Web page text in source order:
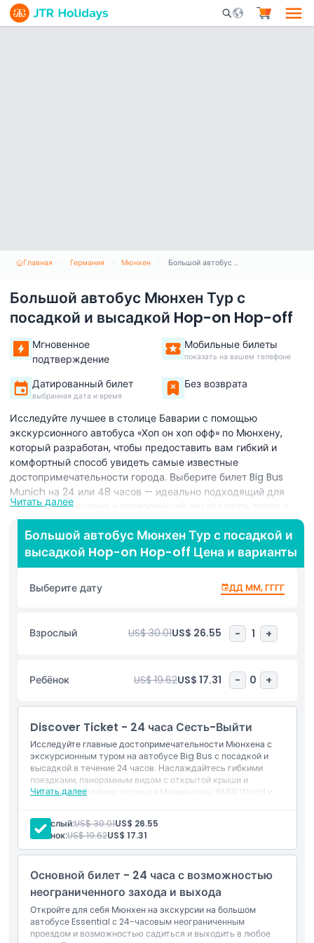
Mobile Search
Главная Германия Мюнхен Большой автобус Мюнхен Тур с посадкой и высадкой Hop-on Hop-off
Большой автобус Мюнхен Тур с
посадкой и высадкой Hop-on Hop-off
Мгновенное
подтверждение
Мобильные билеты
показать на вашем телефоне
Датированный билет
выбранная дата и время
Без возврата
Исследуйте лучшее в столице Баварии с помощью
экскурсионного автобуса «Хоп он хоп офф» по Мюнхену,
который разработан, чтобы предоставить вам гибкий и
комфортный способ увидеть самые известные
достопримечательности города. Выберите билет Big Bus
Munich на 24 или 48 часов — идеально подходящий для
вашего путешествия и позволяющий исследовать город в
удобном для вас темпе. Наслаждайтесь потрясающими
панорамными видами с открытой верхней палубы,
путешествуя по двум специально проложенным
маршрутам, которые демонстрируют знаковые
достопримечательности Мюнхена. Проезжайте мимо
обязательных для посещения мест, таких как Мариенплац,
Штахус, узнавая об истории и культуре города благодаря
увлекательным предварительно записанным аудио
удобных остановок по всему городу вы легко сможете
выйти, чтобы посетить главные достопримечательности,
будете готовы, просто сядьте обратно в автобус и
продолжайте экскурсию по Мюнхену без каких-либо
проблем. Независимо от того, предпочитаете ли вы
оставаться на борту и расслабляться или изучать
достопримечательности Мюнхена поближе, этот тур на
свободу открывать очарование города по-своему и
создавать незабываемые впечатления от путешествия.
Включено
Читать далее
Большой автобус Мюнхен Тур с посадкой и
высадкой Hop-on Hop-off Цена и варианты
Выберите дату ДД ММ, ГГГГ
Взрослый US$ 30.01US$ 26.55 - 1 +
Ребёнок US$ 19.62US$ 17.31 - 0 +
Discover Ticket - 24 часа Сесть-Выйти
Исследуйте главные достопримечательности Мюнхена с
экскурсионным туром на автобусе Big Bus с посадкой и
высадкой в течение 24 часов. Наслаждайтесь гибкими
поездками, панорамным видом с открытой крыши и
аудиокомментарием, посещая Мариенплац, BMW World и
Читать далее
Включено
Билет на автобус с посадкой и высадкой в любое
время, действующий 24 часа
Аудиогид (наушники предоставляются)
Взрослый:US$ 30.01US$ 26.55
Ребёнок:US$ 19.62US$ 17.31
Основной билет - 24 часа с возможностью
неограниченного захода и выхода
Откройте для себя Мюнхен на экскурсии на большом
автобусе Essential с 24-часовым неограниченным
проездом и возможностью садиться и выходить в любое